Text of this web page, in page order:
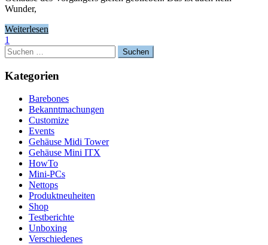
Wunder,
Weiterlesen
1
Suchen
nach:
Kategorien
Barebones
Bekanntmachungen
Customize
Events
Gehäuse Midi Tower
Gehäuse Mini ITX
HowTo
Mini-PCs
Nettops
Produktneuheiten
Shop
Testberichte
Unboxing
Verschiedenes